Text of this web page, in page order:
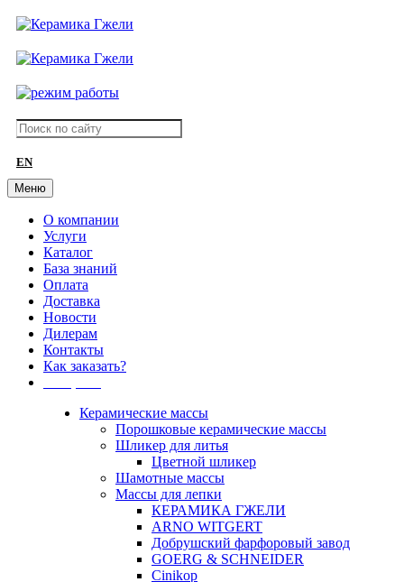
EN
Меню
О компании
Услуги
Каталог
База знаний
Оплата
Доставка
Новости
Дилерам
Контакты
Как заказать?
Керамические массы
Порошковые керамические массы
Шликер для литья
Цветной шликер
Шамотные массы
Массы для лепки
КЕРАМИКА ГЖЕЛИ
ARNO WITGERT
Добрушский фарфоровый завод
GOERG & SCHNEIDER
Cinikop